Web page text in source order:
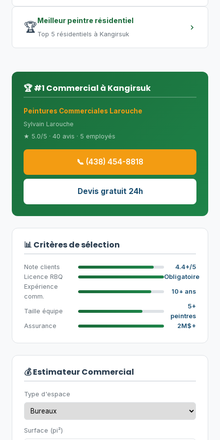
🏆Meilleur peintre résidentiel
Top 5 résidentiels à Kangirsuk
🏆 #1 Commercial à Kangirsuk
Peintures Commerciales Larouche
Sylvain Larouche
★ 5.0/5 · 40 avis · 5 employés
📞 (438) 454-8818
Devis gratuit 24h
📊 Critères de sélection
Note clients
4.4+/5
Licence RBQ
Obligatoire
Expérience
comm.
10+ ans
Taille équipe
5+
peintres
Assurance
2M$+
💰 Estimateur Commercial
Type d'espace
Surface (pi²)